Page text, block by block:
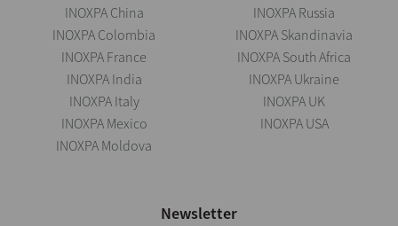
INOXPA China
INOXPA Colombia
INOXPA France
INOXPA India
INOXPA Italy
INOXPA Mexico
INOXPA Moldova
INOXPA Russia
INOXPA Skandinavia
INOXPA South Africa
INOXPA Ukraine
INOXPA UK
INOXPA USA
Newsletter